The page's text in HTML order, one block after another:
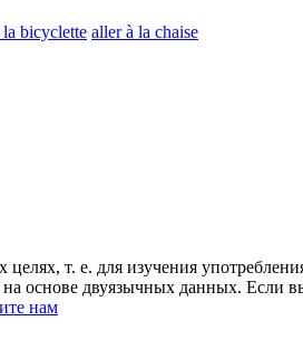
la bicyclette aller à la chaise
т. е. для изучения
основе двуязычных данных.
нам